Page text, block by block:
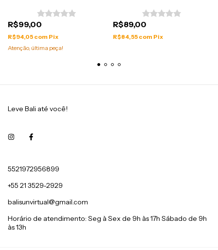
R$99,00
R$94,05 com Pix
Atenção, última peça!
R$89,00
R$84,55 com Pix
Leve Bali até você!
5521972956899
+55 21 3529-2929
balisunvirtual@gmail.com
Horário de atendimento: Seg à Sex de 9h às 17h Sábado de 9h
às 13h